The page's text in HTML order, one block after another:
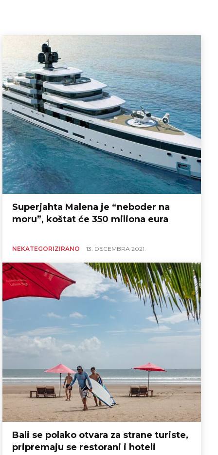
Superjahta Malena je “neboder na
moru”, koštat će 350 miliona eura
NEKATEGORIZIRANO 13. DECEMBRA 2021.
Bali se polako otvara za strane turiste,
pripremaju se restorani i hoteli